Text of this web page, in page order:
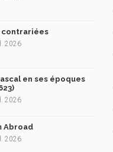
contrariées
2026
en ses époques
2026
Abroad
2026